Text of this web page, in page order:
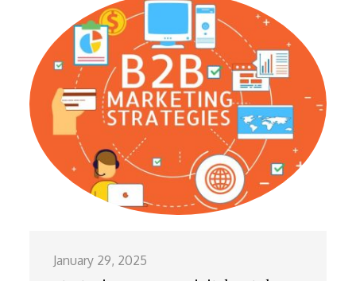
January 29, 2025